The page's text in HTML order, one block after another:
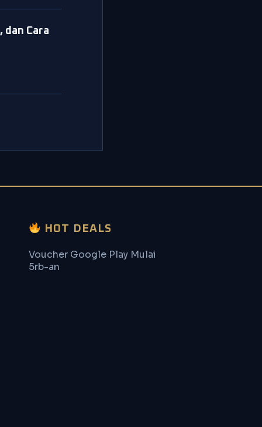
Cara
HOT DEALS
Voucher Google Play Mulai
5rb-an